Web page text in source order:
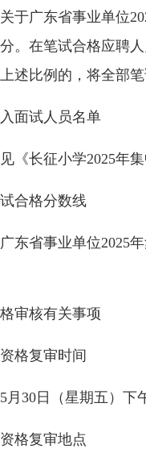
于广东省事业单位
。在笔试合格应聘
述比例的，将全部
面试人员名单
《长征小学2025年
合格分数线
东省事业单位2025
审核有关事项
资格复审时间
月30日（星期五）下
资格复审地点